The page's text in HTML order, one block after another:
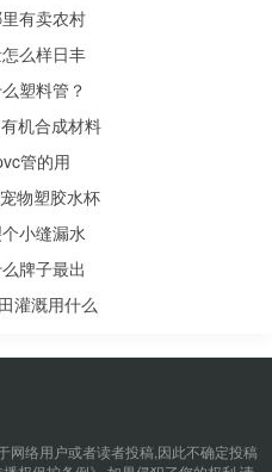
范围)
有卖农村
大概多少
..急急
么样日丰
米)
塑料管？
机合成材料
管的用
物塑胶水杯
软的哪种材
小缝漏水
牌子最出
灌溉用什么
网络用户或者读者投稿,因此不确定投稿